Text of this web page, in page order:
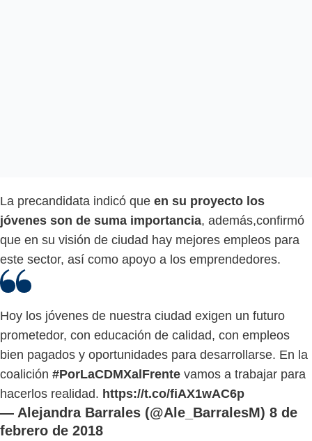
La precandidata indicó que en su proyecto los
jóvenes son de suma importancia, además,confirmó
que en su visión de ciudad hay mejores empleos para
este sector, así como apoyo a los emprendedores.
Hoy los jóvenes de nuestra ciudad exigen un futuro
prometedor, con educación de calidad, con empleos
bien pagados y oportunidades para desarrollarse. En la
coalición #PorLaCDMXalFrente vamos a trabajar para
hacerlos realidad. https://t.co/fiAX1wAC6p
— Alejandra Barrales (@Ale_BarralesM) 8 de
febrero de 2018